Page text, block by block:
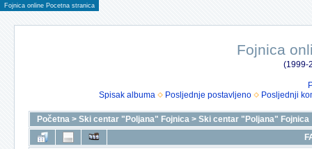
Fojnica online Pocetna stranica
Fojnica
(1999-
Spisak albuma
Posljednje postavljeno Posljednji
Početna > Ski centar "Poljana" Fojnica > Ski centar "Poljana" Fojnica